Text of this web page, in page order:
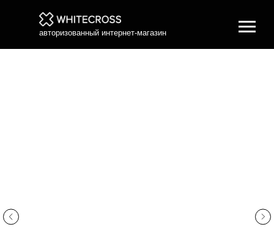
авторизованный интернет-магазин